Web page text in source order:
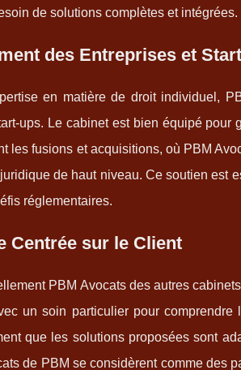
de solutions complètes et intégrées.
des Entreprises et
en matière de droit individuel,
ups. Le cabinet est bien équipé
les fusions et acquisitions, où PBM
de haut niveau. Ce soutien est
réglementaires.
Centrée sur le Client
PBM Avocats des autres
un soin particulier pour
que les solutions proposées sont
de PBM se considèrent comme des